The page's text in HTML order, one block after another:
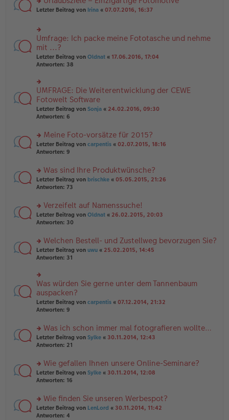
tr
a
n
ei
tr
a
g
n
g
es
e
n
er
B
ei
a
g
rs
u
n
g
el
es
n
er
B
ei
tr
a
Letzter Beitrag von Irina « 07.07.2016, 16:37
rs
te
r
u
n
el
es
e
n
er
tr
a
g
Umfrage: Ich packe meine Fototasche und nehme
mit ...?
Letzter Beitrag von Oldnat « 17.06.2016, 17:04
Antworten: 38
rs
te
r
u
n
el
es
e
B
ei
tr
g
UMFRAGE: Die Weiterentwicklung der CEWE
Fotowelt Software
Letzter Beitrag von Sonja « 24.02.2016, 09:30
Antworten: 6
rs
te
n
g
el
e
n
er
tr
a
g
Meine Foto-vorsätze für 2015?
Letzter Beitrag von carpentis « 02.07.2015, 18:16
Antworten: 9
rs
te
n
g
el
e
n
er
tr
a
g
Was sind Ihre Produktwünsche?
Letzter Beitrag von brischke « 05.05.2015, 21:26
Antworten: 73
rs
te
n
g
el
e
n
er
B
ei
tr
g
Verzeifelt auf Namenssuche!
Letzter Beitrag von Oldnat « 26.02.2015, 20:03
Antworten: 30
rs
te
u
n
g
el
es
e
er
B
ei
tr
g
Welchen Bestell- und Zustellweg bevorzugen Sie?
Letzter Beitrag von uwu « 25.02.2015, 14:45
Antworten: 31
rs
te
r
u
n
el
es
e
B
ei
tr
g
Was würden Sie gerne unter dem Tannenbaum
auspacken?
Letzter Beitrag von carpentis « 07.12.2014, 21:32
Antworten: 9
rs
te
n
g
el
e
n
er
Was ich schon immer mal fotografieren wollte…
Letzter Beitrag von Sylke « 30.11.2014, 12:43
Antworten: 21
rs
te
n
g
el
Wie gefallen Ihnen unsere Online-Seminare?
Letzter Beitrag von Sylke « 30.11.2014, 12:08
Antworten: 16
rs
te
Wie finden Sie unseren Werbespot?
Letzter Beitrag von LenLord « 30.11.2014, 11:42
Antworten: 4